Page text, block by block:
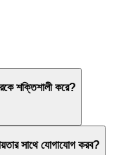
শক্তিশালী করে?
সাথে যোগাযোগ করব?